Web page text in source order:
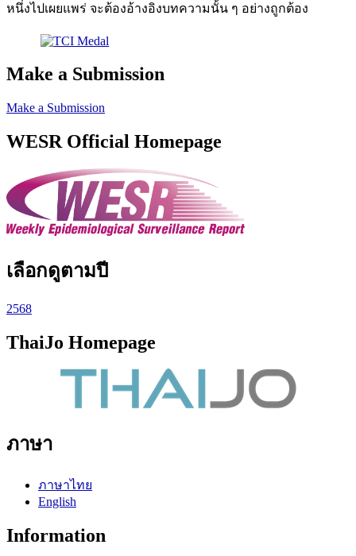
หนึ่งไปเผยแพร่ จะต้องอ้างอิงบทความนั้น ๆ อย่างถูกต้อง
Make a Submission
Make a Submission
WESR Official Homepage
เลือกดูตามปี
2568
ThaiJo Homepage
ภาษา
ภาษาไทย
English
Information